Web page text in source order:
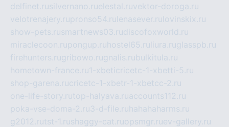
delfinet.rusilvernano.ruelestal.ruvektor-doroga.ru
velotrenajery.rupronso54.ru lenasever.ru lovinskix.ru
show-pets.rusmartnews03.rudiscofoxworld.ru
miraclecoon.rupongup.ru hostel65.ru liura.ruglasspb.ru
firehunters.rugribowo.rugnalis.rubulkitula.ru
hometown-france.ru1-xbeticricetc-1-xbetti-5.ru
shop-garena.rucricetc-1-xbetr-1-xbetcc-2.ru
one-life-story.rutop-halyava.ruaccounts112.ru
poka-vse-doma-2.ru3-d-file.ru hahahaharms.ru
g2012.rutst-1.rushaggy-cat.ruopsmgr.ruev-gallery.ru